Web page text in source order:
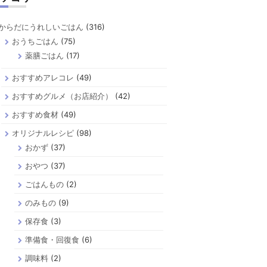
らだにうれしいごはん (316)
おうちごはん (75)
薬膳ごはん (17)
おすすめアレコレ (49)
おすすめグルメ（お店紹介）
(42)
おすすめ食材(49)
オリジナルレシピ(98)
おかず(37)
おやつ (37)
ごはんもの(2)
のみもの(9)
保存食 (3)
準備食・回復食 (6)
調味料(2)